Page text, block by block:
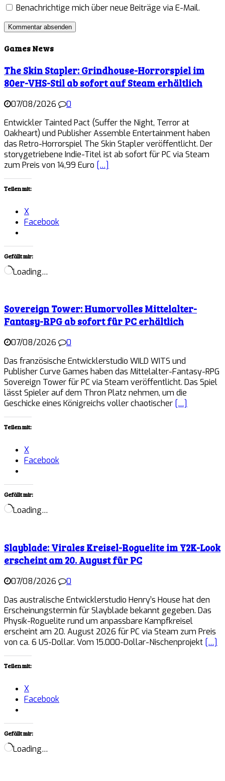
Benachrichtige mich über neue Beiträge via E-Mail.
Games News
The Skin Stapler: Grindhouse-Horrorspiel im
80er-VHS-Stil ab sofort auf Steam erhältlich
07/08/2026
0
Entwickler Tainted Pact (Suffer the Night, Terror at
Oakheart) und Publisher Assemble Entertainment haben
das Retro-Horrorspiel The Skin Stapler veröffentlicht. Der
storygetriebene Indie-Titel ist ab sofort für PC via Steam
zum Preis von 14,99 Euro […]
Teilen mit:
X
Facebook
Gefällt mir:
Loading…
Sovereign Tower: Humorvolles Mittelalter-
Fantasy-RPG ab sofort für PC erhältlich
07/08/2026
0
Das französische Entwicklerstudio WILD WITS und
Publisher Curve Games haben das Mittelalter-Fantasy-RPG
Sovereign Tower für PC via Steam veröffentlicht. Das Spiel
lässt Spieler auf dem Thron Platz nehmen, um die
Geschicke eines Königreichs voller chaotischer […]
Teilen mit:
X
Facebook
Gefällt mir:
Loading…
Slayblade: Virales Kreisel-Roguelite im Y2K-Look
erscheint am 20. August für PC
07/08/2026
0
Das australische Entwicklerstudio Henry’s House hat den
Erscheinungstermin für Slayblade bekannt gegeben. Das
Physik-Roguelite rund um anpassbare Kampfkreisel
erscheint am 20. August 2026 für PC via Steam zum Preis
von ca. 6 US-Dollar. Vom 15.000-Dollar-Nischenprojekt […]
Teilen mit:
X
Facebook
Gefällt mir:
Loading…